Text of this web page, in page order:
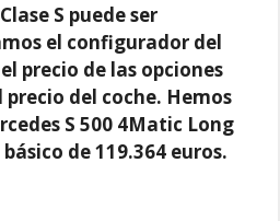
S puede ser
el configurador del
precio de las opciones
del coche. Hemos
S 500 4Matic Long
de 119.364 euros.